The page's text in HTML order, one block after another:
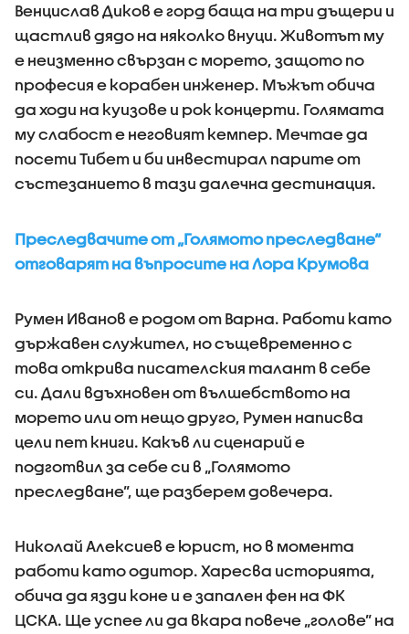
Венцислав Диков е горд баща на три дъщери и
щастлив дядо на няколко внуци. Животът му
е неизменно свързан с морето, защото по
професия е корабен инженер. Мъжът обича
да ходи на куизове и рок концерти. Голямата
му слабост е неговият кемпер. Мечтае да
посети Тибет и би инвестирал парите от
състезанието в тази далечна дестинация.
Преследвачите от „Голямото преследване“
отговарят на въпросите на Лора Крумова
Румен Иванов е родом от Варна. Работи като
държавен служител, но същевременно с
това открива писателския талант в себе
си. Дали вдъхновен от вълшебството на
морето или от нещо друго, Румен написва
цели пет книги. Какъв ли сценарий е
подготвил за себе си в „Голямото
преследване”, ще разберем довечера.
Николай Алексиев е юрист, но в момента
работи като одитор. Харесва историята,
обича да язди коне и е запален фен на ФК
ЦСКА. Ще успее ли да вкара повече „голове” на